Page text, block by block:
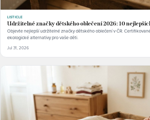
LISTICLE
Udržitelné značky dětského oblečení 2026: 10
Objevte nejlepší udržitelné značky dětského oblečení v ČR.
ekologické alternativy pro vaše děti.
Jul 31, 2026